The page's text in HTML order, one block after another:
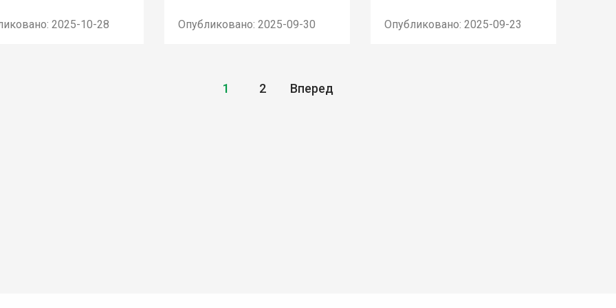
2025-10-28 Опубликовано: 2025-09-30 Опубликовано: 2025-09-23
1 2 Вперед